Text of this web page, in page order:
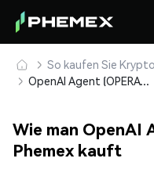
So kaufen Sie
OpenAI Agent (OPERATOR) sicher kaufen und speichern
Wie man OpenAI
Phemex kauft